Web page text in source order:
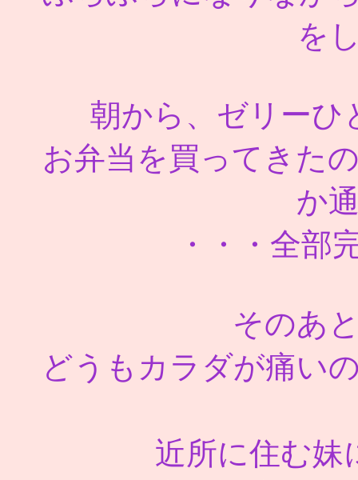
を
朝から、ゼリーひ
お弁当を買ってきた
か
・・・全部
そのあ
どうもカラダが痛い
近所に住む妹